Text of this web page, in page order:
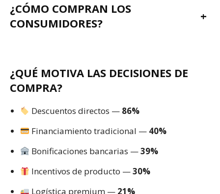
¿CÓMO COMPRAN LOS
CONSUMIDORES?
+
¿QUÉ MOTIVA LAS DECISIONES DE
COMPRA?
Descuentos directos — 86%
Financiamiento tradicional — 40%
Bonificaciones bancarias —39%
Incentivos de producto —30%
Logística premium — 21%